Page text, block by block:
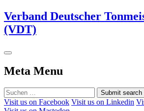
Verband Deutscher
(VDT)
Meta Menu
Submit search
Visit us on Facebook Visit us on Linkedin